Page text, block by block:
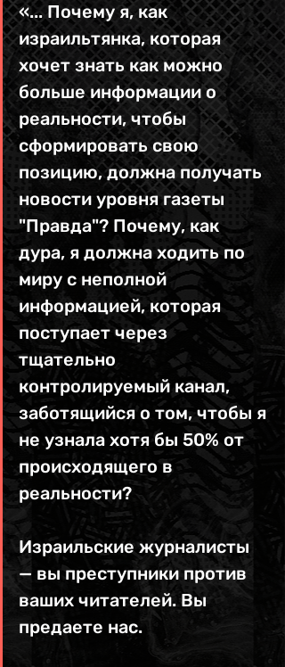
«... Почему я, как
израильтянка, которая
хочет знать как можно
больше информации о
реальности, чтобы
сформировать свою
позицию, должна получать
новости уровня газеты
"Правда"? Почему, как
дура, я должна ходить по
миру с неполной
информацией, которая
поступает через
тщательно
контролируемый канал,
заботящийся о том, чтобы я
не узнала хотя бы 50% от
происходящего в
реальности?
Израильские журналисты
— вы преступники против
ваших читателей. Вы
предаете нас.